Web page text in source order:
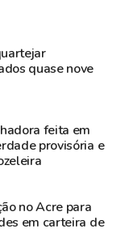
quase nove
feita em
provisória e
no Acre para
em carteira de